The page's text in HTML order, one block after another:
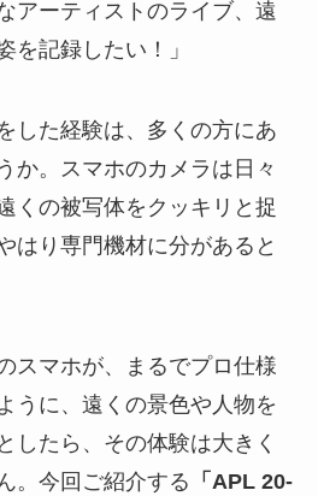
アーティストのライブ、遠
を記録したい！」
した経験は、多くの方にあ
か。スマホのカメラは日々
くの被写体をクッキリと捉
はり専門機材に分があると
スマホが、まるでプロ仕様
うに、遠くの景色や人物を
したら、その体験は大きく
。今回ご紹介する 「APL 20-